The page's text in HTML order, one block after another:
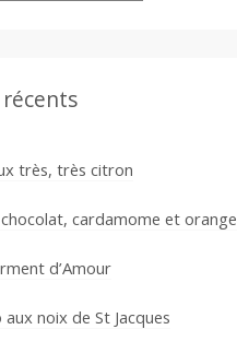
très, très citron
cardamome et orange
d’Amour
noix de St Jacques